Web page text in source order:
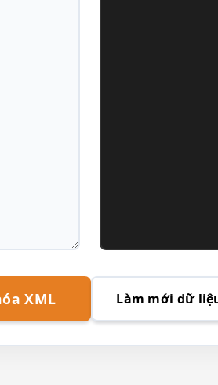
XML Làm mới dữ